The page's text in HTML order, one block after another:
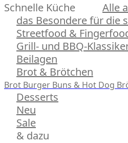
Schnelle Küche Alle
das Besondere für die
Streetfood &
Grill- und BBQ-
Beilagen
Brot & Brötchen
Brot Burger Buns & Hot Dog
Desserts
Neu
Sale
& dazu